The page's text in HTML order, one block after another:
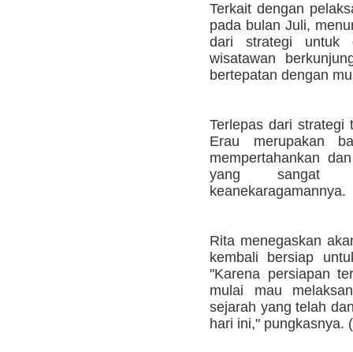
Terkait dengan
pada bulan Juli,
dari strategi untuk
wisatawan
bertepatan dengan
Terlepas dari strategi
Erau merupakan
mempertahankan
yang sangat
keanekaragamannya.
Rita menegaskan
kembali bersiap
"Karena persiapan
mulai mau
sejarah yang telah
hari ini," pungkasnya. (